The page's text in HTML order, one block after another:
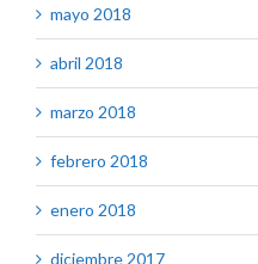
mayo 2018
abril 2018
marzo 2018
febrero 2018
enero 2018
diciembre 2017